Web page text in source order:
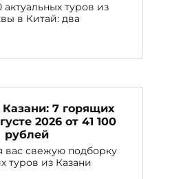
актуальных туров из
в Китай: два
Казани: 7 горящих
2026 от 41 100
рублей
вас свежую подборку
туров из Казани